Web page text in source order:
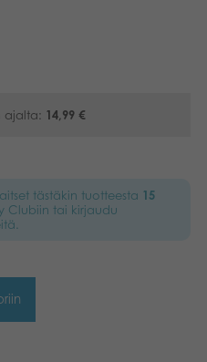
ajalta: 14,99 €
tästäkin tuotteesta 15
Clubiin tai kirjaudu